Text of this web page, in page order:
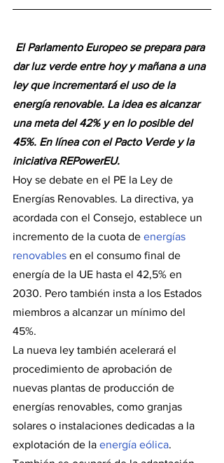
El Parlamento Europeo se prepara para
dar luz verde entre hoy y mañana a una
ley que incrementará el uso de la
energía renovable. La idea es alcanzar
una meta del 42% y en lo posible del
45%. En línea con el Pacto Verde y la
iniciativa REPowerEU.
Hoy se debate en el PE la Ley de
Energías Renovables. La directiva, ya
acordada con el Consejo, establece un
incremento de la cuota de energías
renovables en el consumo final de
energía de la UE hasta el 42,5% en
2030. Pero también insta a los Estados
miembros a alcanzar un mínimo del
45%.
La nueva ley también acelerará el
procedimiento de aprobación de
nuevas plantas de producción de
energías renovables, como granjas
solares o instalaciones dedicadas a la
explotación de la energía eólica.